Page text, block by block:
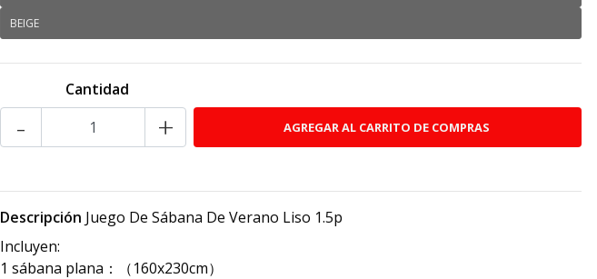
BEIGE
Cantidad
- +
Descripción Juego De Sábana De Verano Liso 1.5p
Incluyen:
1 sábana plana：（160x230cm）